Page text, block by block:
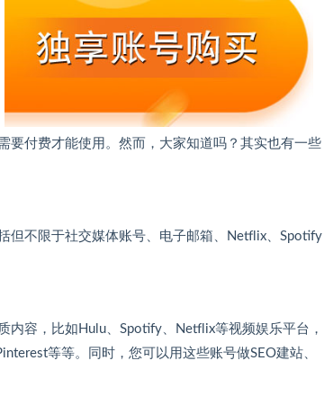
要付费才能使用。然而，大家知道吗？其实也有一些
但不限于社交媒体账号、电子邮箱、Netflix、Spotify
内容，比如Hulu、Spotify、Netflix等视频娱乐平台，
等等。同时，您可以用这些账号做SEO建站、